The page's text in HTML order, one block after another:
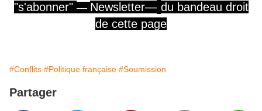
"s'abonner" — Newsletter— du bandeau droit
de cette page
#Conflits #Politique française #Soumission
Partager